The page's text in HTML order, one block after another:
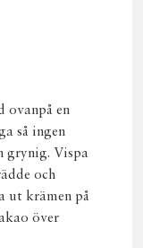
ovanpå en
så ingen
grynig. Vispa
och
ut krämen på
över